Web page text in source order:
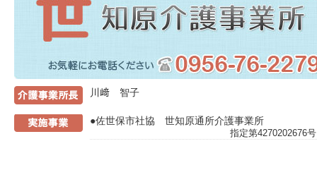
川﨑 智子
●佐世保市社協 世知原通所介護事業所
指定第